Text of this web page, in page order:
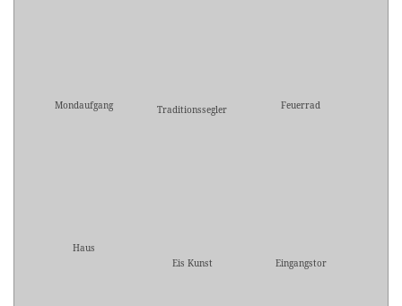
Mondaufgang Traditionssegler Feuerrad
Haus
Eis Kunst
Eingangstor